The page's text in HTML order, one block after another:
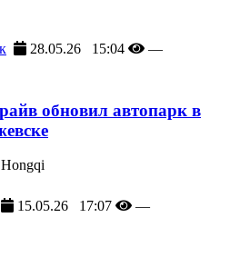
28.05.26 15:04 —
обновил автопарк в
15.05.26 17:07 —